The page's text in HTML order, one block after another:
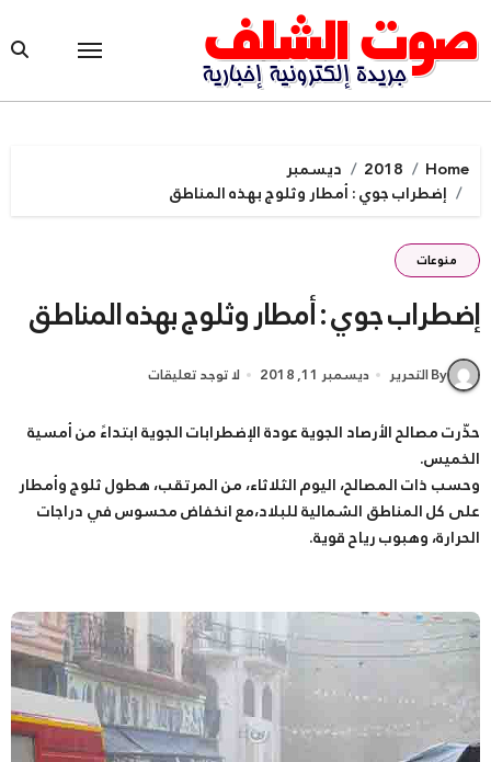
to
content
Home
2018
ديسمبر
إضطراب جوي : أمطار وثلوج بهذه المناطق
منوعات
إضطراب جوي : أمطار وثلوج بهذه المناطق
By التحرير ديسمبر 11, 2018 لا توجد تعليقات
حذّرت مصالح الأرصاد الجوية عودة الإضطرابات الجوية ابتداءً من أمسية
الخميس.
وحسب ذات المصالح، اليوم الثلاثاء، من المرتقب، هطول ثلوج وأمطار
على كل المناطق الشمالية للبلاد،مع انخفاض محسوس في دراجات
الحرارة، وهبوب رياح قوية.